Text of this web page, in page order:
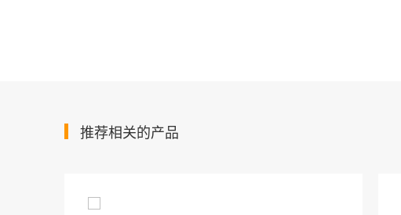
推荐相关的产品